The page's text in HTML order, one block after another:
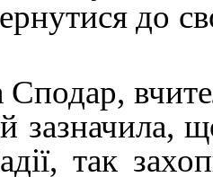
до
зазначила,
так